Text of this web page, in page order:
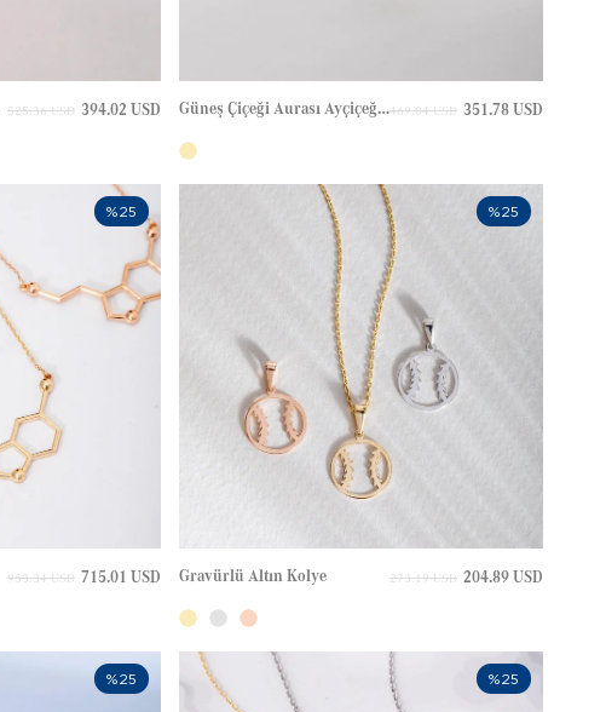
394.02 USD
525.36 USD Güneş Çiçeği Aurası Ayçiçeği Minimalist Altın Yüzük 351.78 USD
469.04 USD
715.01 USD
953.34 USD
%25
Gravürlü Altın Kolye 204.89 USD
273.19 USD
%25
%25 %25